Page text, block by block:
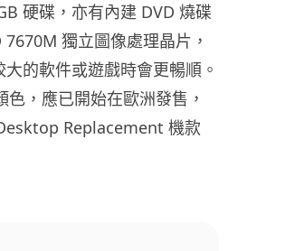
硬碟，亦有內建 DVD 燒碟
獨立圖像處理晶片，
的軟件或遊戲時會更暢順。
，應已開始在歐洲發售，
Replacement 機款